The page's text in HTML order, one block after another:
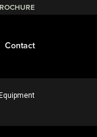
Contact